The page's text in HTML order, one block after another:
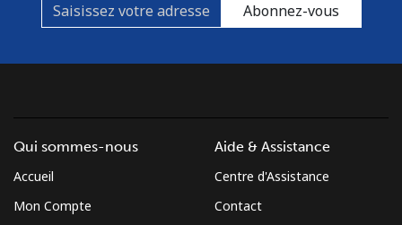
Abonnez-vous
Qui sommes-nous
Accueil
Mon Compte
Aide & Assistance
Centre d'Assistance
Contact